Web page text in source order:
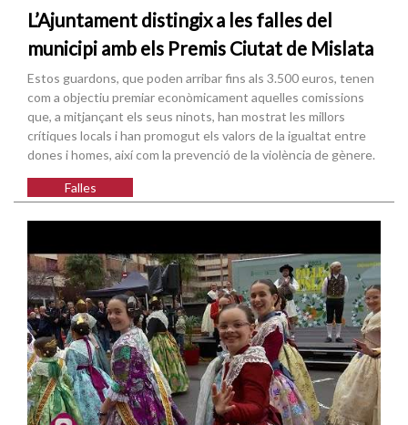
L’Ajuntament distingix a les falles del
municipi amb els Premis Ciutat de Mislata
Estos guardons, que poden arribar fins als 3.500 euros, tenen
com a objectiu premiar econòmicament aquelles comissions
que, a mitjançant els seus ninots, han mostrat les millors
crítiques locals i han promogut els valors de la igualtat entre
dones i homes, així com la prevenció de la violència de gènere.
Falles